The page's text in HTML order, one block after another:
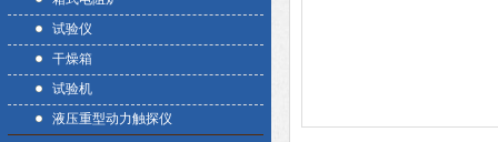
试验仪
干燥箱
试验机
液压重型动力触探仪